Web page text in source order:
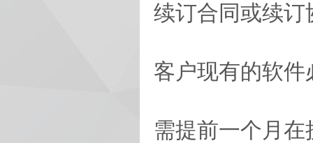
续订合同或续
客户现有的软
需提前一个月